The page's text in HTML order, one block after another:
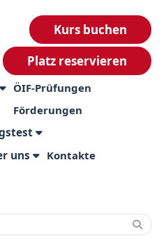
Kurs buchen
Platz reservieren
ÖIF-Prüfungen
Förderungen
uns Kontakte